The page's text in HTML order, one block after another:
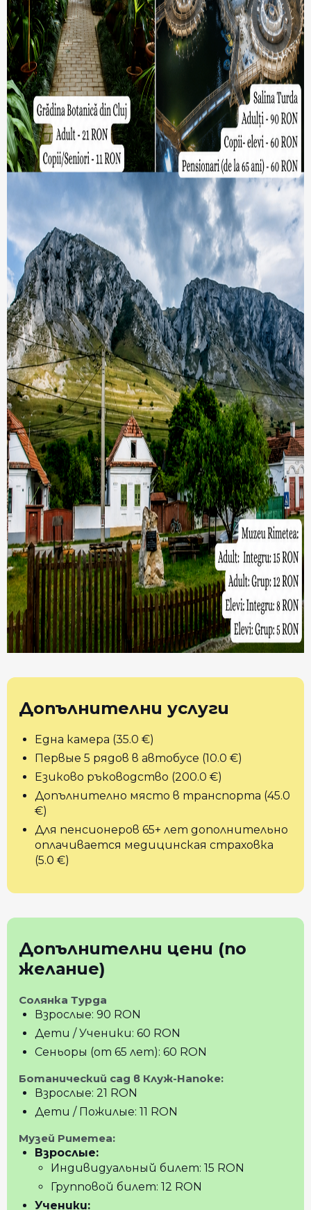
Допълнителни услуги
Една камера (35.0 €)
Первые 5 рядов в автобусе (10.0 €)
Езиково ръководство (200.0 €)
Допълнително място в транспорта (45.0
€)
Для пенсионеров 65+ лет дополнительно
оплачивается медицинская страховка
(5.0 €)
Допълнителни цени (по
желание)
Солянка Турда
Взрослые: 90 RON
Дети / Ученики: 60 RON
Сеньоры (от 65 лет): 60 RON
Ботанический сад в Клуж-Напоке:
Взрослые: 21 RON
Дети / Пожилые: 11 RON
Музей Риметеа:
Взрослые:
Индивидуальный билет: 15 RON
Групповой билет: 12 RON
Ученики: